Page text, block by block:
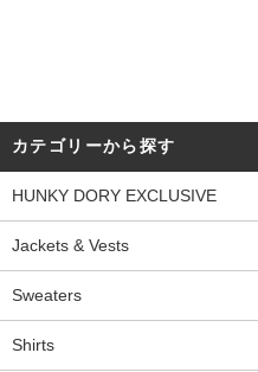
カテゴリーから探す
HUNKY DORY EXCLUSIVE
Jackets & Vests
Sweaters
Shirts